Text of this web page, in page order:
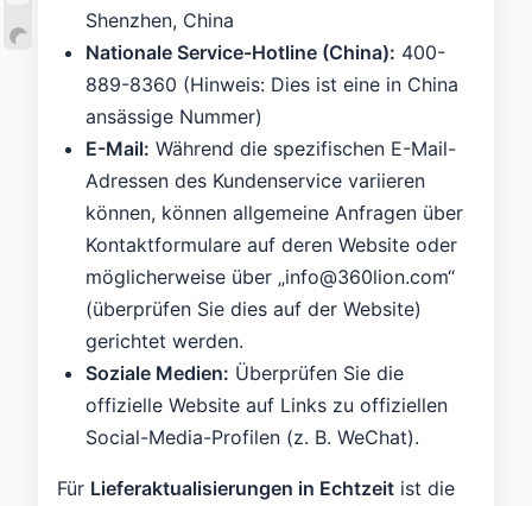
Shenzhen, China
Nationale Service-Hotline (China): 400-
889-8360 (Hinweis: Dies ist eine in China
ansässige Nummer)
E-Mail: Während die spezifischen E-Mail-
Adressen des Kundenservice variieren
können, können allgemeine Anfragen über
Kontaktformulare auf deren Website oder
möglicherweise über „info@360lion.com“
(überprüfen Sie dies auf der Website)
gerichtet werden.
Soziale Medien: Überprüfen Sie die
offizielle Website auf Links zu offiziellen
Social-Media-Profilen (z. B. WeChat).
Für Lieferaktualisierungen in Echtzeit ist die